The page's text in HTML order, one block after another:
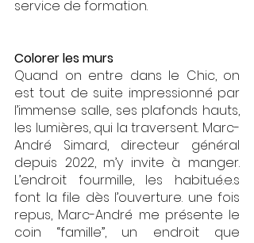
service de formation.
Colorer les murs
Quand on entre dans le Chic, on
est tout de suite impressionné par
l’immense salle, ses plafonds hauts,
les lumières, qui la traversent. Marc-
André Simard, directeur général
depuis 2022, m’y invite à manger.
L’endroit fourmille, les habitué.e.s
font la file dès l’ouverture. une fois
repus, Marc-André me présente le
coin “famille”, un endroit que